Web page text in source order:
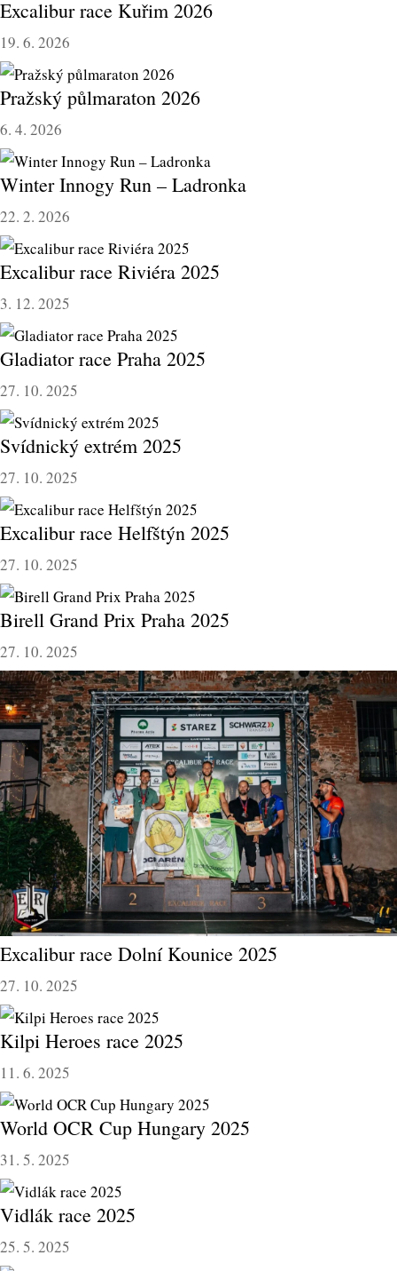
Excalibur race Kuřim 2026
19. 6. 2026
Pražský půlmaraton 2026
6. 4. 2026
Winter Innogy Run – Ladronka
22. 2. 2026
Excalibur race Riviéra 2025
3. 12. 2025
Gladiator race Praha 2025
27. 10. 2025
Svídnický extrém 2025
27. 10. 2025
Excalibur race Helfštýn 2025
27. 10. 2025
Birell Grand Prix Praha 2025
27. 10. 2025
Excalibur race Dolní Kounice 2025
27. 10. 2025
Kilpi Heroes race 2025
11. 6. 2025
World OCR Cup Hungary 2025
31. 5. 2025
Vidlák race 2025
25. 5. 2025